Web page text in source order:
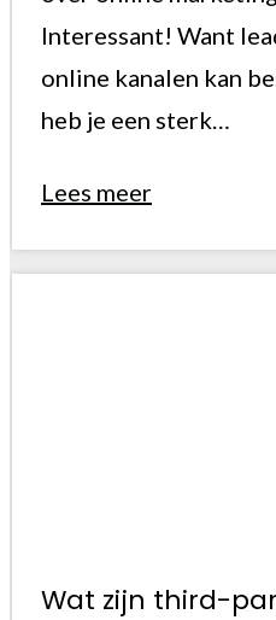
Interessant! Want
online kanalen kan
heb je een sterk…
Lees meer
Wat zijn third-